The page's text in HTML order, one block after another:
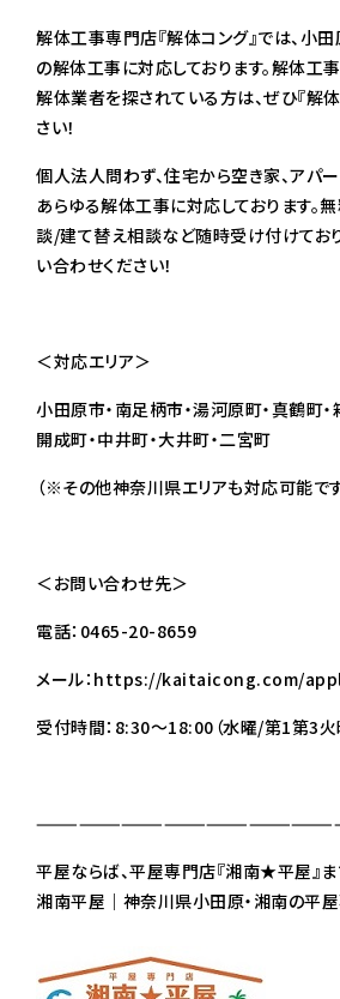
解体工事専門店『解体コング』では、小
の解体工事に対応しております。解体工
解体業者を探されている方は、ぜひ『解
さい！
個人法人問わず、住宅から空き家、アパー
あらゆる解体工事に対応しております。
談/建て替え相談など随時受け付けてお
い合わせください！
＜対応エリア＞
小田原市・南足柄市・湯河原町・真鶴町・
開成町・中井町・大井町・二宮町
（※その他神奈川県エリアも対応可能です
＜お問い合わせ先＞
電話：0465-20-8659
メール： https://kaitaicong.com/
受付時間：8:30～18:00（水曜/第1第3火
平屋ならば、平屋専門店『湘南★平屋』ま
湘南平屋｜神奈川県小田原・湘南の平